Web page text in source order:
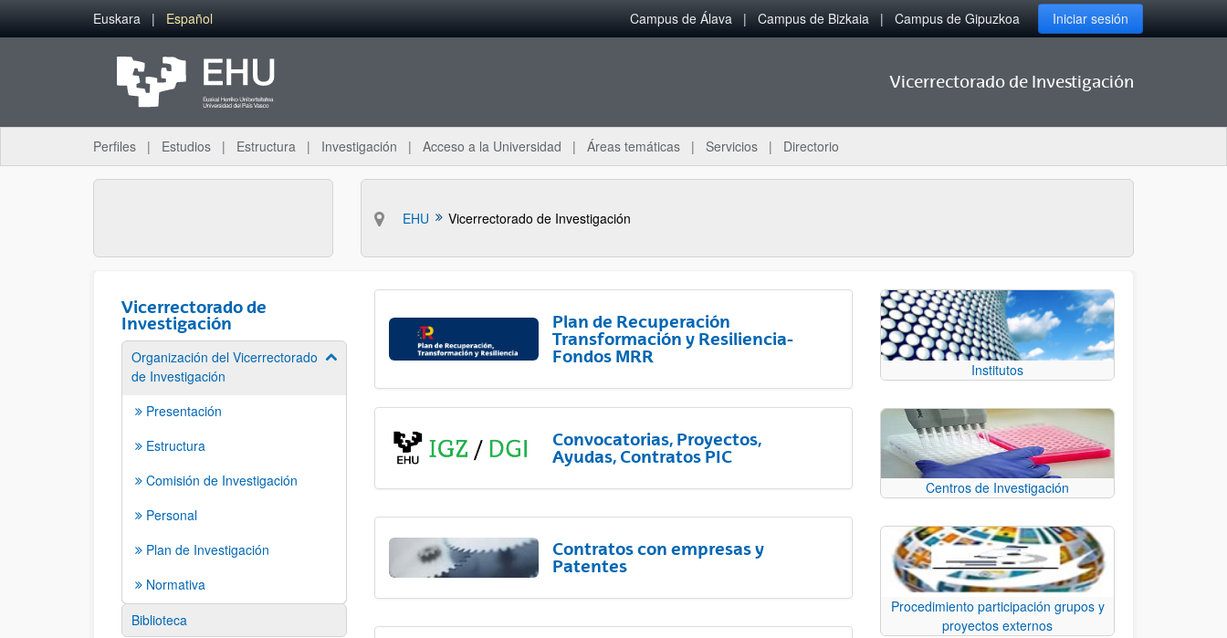
Saltar al contenido principal
Euskara Español Campus de Álava Campus de Bizkaia Campus de Gipuzkoa Iniciar sesión
Vicerrectorado de Investigación
Perfiles Estudios Estructura Investigación Acceso a la Universidad Áreas temáticas Servicios Directorio
EHU Vicerrectorado de Investigación
Vicerrectorado de
Investigación
Organización del Vicerrectorado
de Investigación
Mostrar/ocultar subpáginas
Presentación
Estructura
Comisión de Investigación
Personal
Plan de Investigación
Normativa
Biblioteca
Plan de Recuperación
Transformación y Resiliencia-
Fondos MRR
Convocatorias, Proyectos,
Ayudas, Contratos PIC
Contratos con empresas y
Patentes
Institutos
Centros de Investigación
Procedimiento participación grupos y
proyectos externos